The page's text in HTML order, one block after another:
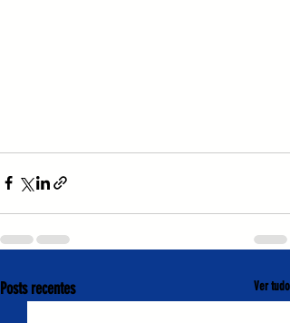
Posts recentes Ver tudo